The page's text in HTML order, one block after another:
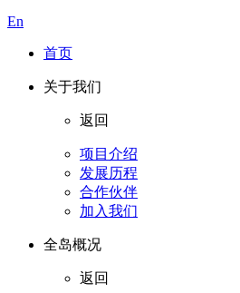
En
首页
关于我们
返回
项目介绍
发展历程
合作伙伴
加入我们
全岛概况
返回